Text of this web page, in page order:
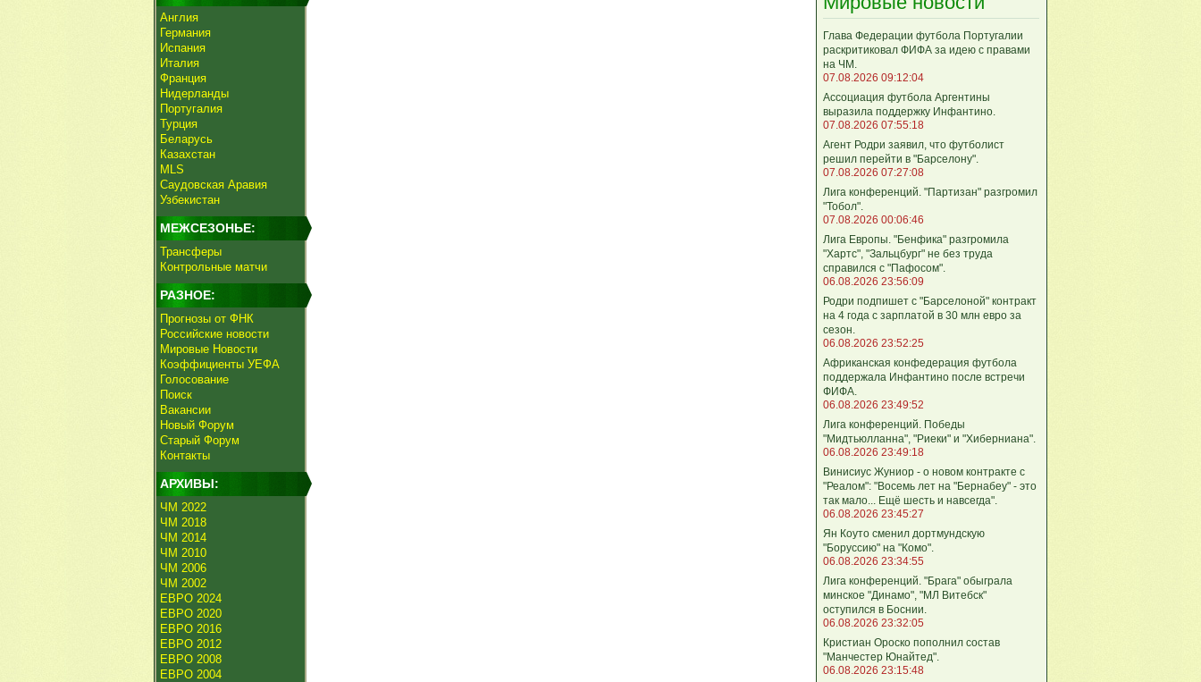
Англия
Германия
Испания
Италия
Франция
Нидерланды
Португалия
Турция
Беларусь
Казахстан
MLS
Саудовская Аравия
Узбекистан
МЕЖСЕЗОНЬЕ:
Трансферы
Контрольные матчи
РАЗНОЕ:
Прогнозы от ФНК
Российские новости
Мировые Новости
Коэффициенты УЕФА
Голосование
Поиск
Вакансии
Новый Форум
Старый Форум
Контакты
АРХИВЫ:
ЧМ 2022
ЧМ 2018
ЧМ 2014
ЧМ 2010
ЧМ 2006
ЧМ 2002
ЕВРО 2024
ЕВРО 2020
ЕВРО 2016
ЕВРО 2012
ЕВРО 2008
ЕВРО 2004
Глава Федерации футбола Португалии
раскритиковал ФИФА за идею с правами
на ЧМ.
07.08.2026 09:12:04
Ассоциация футбола Аргентины
выразила поддержку Инфантино.
07.08.2026 07:55:18
Агент Родри заявил, что футболист
решил перейти в "Барселону".
07.08.2026 07:27:08
Лига кoнференций. "Партизан" разгромил
"Тобол".
07.08.2026 00:06:46
Лига Европы. "Бенфика" разгромила
"Хартс", "Зальцбург" не без труда
справился с "Пафосом".
06.08.2026 23:56:09
Родри подпишет с "Барселоной" контракт
на 4 года с зарплатой в 30 млн евро за
сезон.
06.08.2026 23:52:25
Африканская конфедерация футбола
поддержала Инфантино после встречи
ФИФА.
06.08.2026 23:49:52
Лига кoнференций. Победы
"Мидтьюлланна", "Риеки" и "Хиберниана".
06.08.2026 23:49:18
Винисиус Жуниор - о новом контракте с
"Реалом": "Восемь лет на "Бернабеу" - это
так мало... Ещё шесть и навсегда".
06.08.2026 23:45:27
Ян Коуто сменил дортмундскую
"Боруссию" на "Комо".
06.08.2026 23:34:55
Лига кoнференций. "Брага" обыграла
минское "Динамо", "МЛ Витебск"
оступился в Боснии.
06.08.2026 23:32:05
Кристиан Ороско пополнил состав
"Манчестер Юнайтед".
06.08.2026 23:15:48